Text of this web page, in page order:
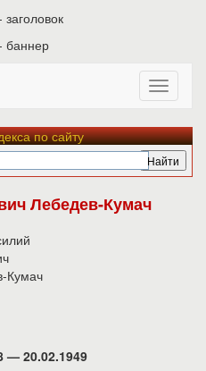
по сайту
Лебедев-Кумач
— 20.02.1949